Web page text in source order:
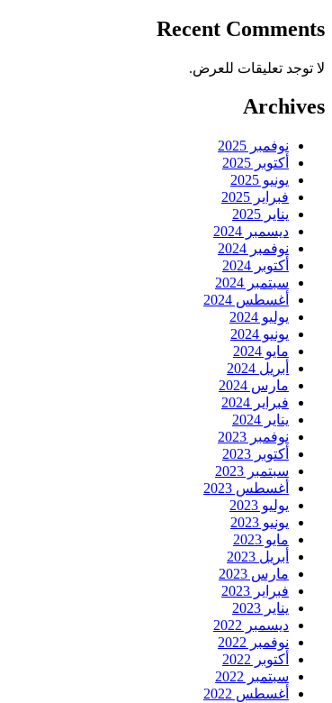
Recent Comments
لا توجد تعليقات للعرض.
Archives
نوفمبر 2025
أكتوبر 2025
يونيو 2025
فبراير 2025
يناير 2025
ديسمبر 2024
نوفمبر 2024
أكتوبر 2024
سبتمبر 2024
أغسطس 2024
يوليو 2024
يونيو 2024
مايو 2024
أبريل 2024
مارس 2024
فبراير 2024
يناير 2024
نوفمبر 2023
أكتوبر 2023
سبتمبر 2023
أغسطس 2023
يوليو 2023
يونيو 2023
مايو 2023
أبريل 2023
مارس 2023
فبراير 2023
يناير 2023
ديسمبر 2022
نوفمبر 2022
أكتوبر 2022
سبتمبر 2022
أغسطس 2022